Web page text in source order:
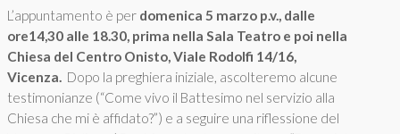
L’appuntamento è per domenica 5 marzo p.v., dalle
ore14,30 alle 18.30, prima nella Sala Teatro e poi nella
Chiesa del Centro Onisto, Viale Rodolfi 14/16,
Vicenza. Dopo la preghiera iniziale, ascolteremo alcune
testimonianze (“Come vivo il Battesimo nel servizio alla
Chiesa che mi è affidato?”) e a seguire una riflessione del